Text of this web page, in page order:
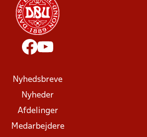
Nyhedsbreve
Nyheder
Afdelinger
Medarbejdere